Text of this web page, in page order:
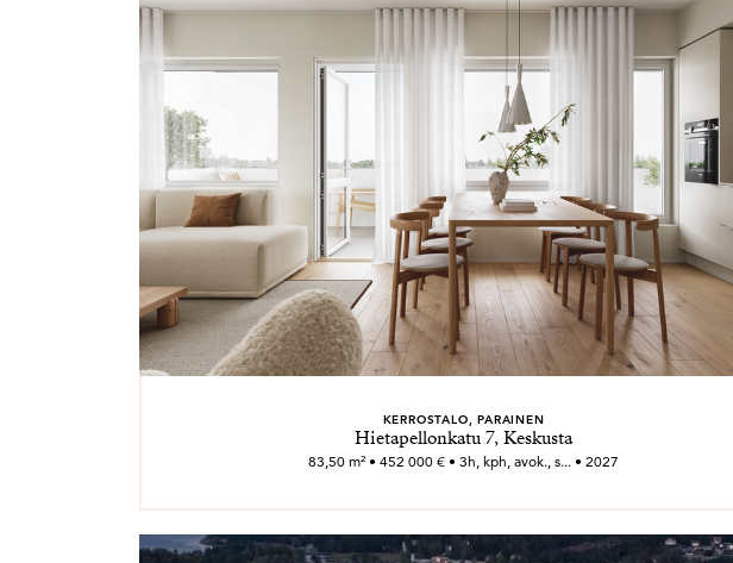
KERROSTALO, PARAINEN
Hietapellonkatu 7, Keskusta
83,50 m² • 452 000 € • 3h, kph, avok., s... • 2027